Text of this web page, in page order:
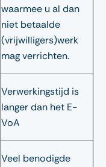
waarmee u al dan
niet betaalde
(vrijwilligers)werk
mag verrichten.
Verwerkingstijd is
langer dan het E-
VoA
Veel benodigde